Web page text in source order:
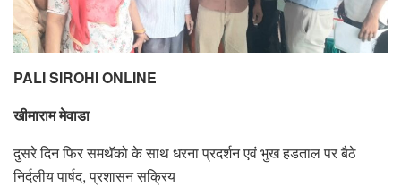
PALI SIROHI ONLINE
खीमाराम मेवाडा
दुसरे दिन फिर समथॅको के साथ धरना प्रदर्शन एवं भुख हडताल पर बैठे
निर्दलीय पार्षद, प्रशासन सक्रिय